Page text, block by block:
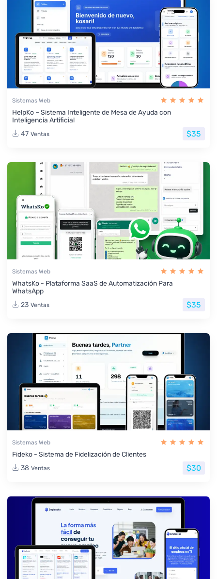
Sistemas Web
HelpKo – Sistema Inteligente de Mesa de Ayuda con
Inteligencia Artificial
47 Ventas $35
Sistemas Web
WhatsKo - Plataforma SaaS de Automatización Para
WhatsApp
23 Ventas $35
Sistemas Web
Fideko - Sistema de Fidelización de Clientes
38 Ventas $30